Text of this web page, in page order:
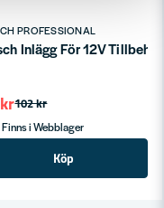
PROFESSIONAL
Inlägg För 12V
102 kr
Finns i Webblager
Köp